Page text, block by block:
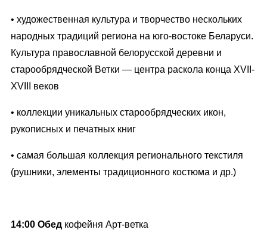
• художественная культура и творчество нескольких
народных традиций региона на юго-востоке Беларуси.
Культура православной белорусской деревни и
старообрядческой Ветки — центра раскола конца XVII-
XVIII веков
• коллекции уникальных старообрядческих икон,
рукописных и печатных книг
• самая большая коллекция регионального текстиля
(рушники, элементы традиционного костюма и др.)
14:00 Обед кофейня Арт-ветка